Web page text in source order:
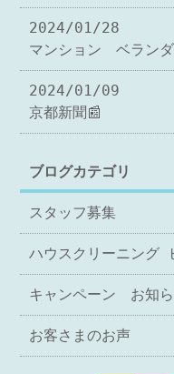
2024/01/28
マンション ベラン
2024/01/09
京都新聞📰
ブログカテゴリ
スタッフ募集
ハウスクリーニング
キャンペーン お知
お客さまのお声